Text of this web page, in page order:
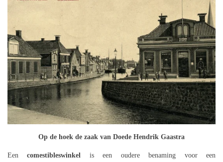
Op de hoek de zaak van Doede Hendrik Gaastra
Een comestibleswinkel is een
oudere benaming voor een